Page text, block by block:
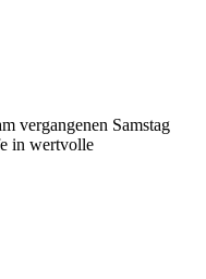
vergangenen Samstag
in wertvolle